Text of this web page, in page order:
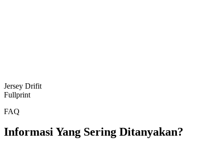
Jersey Drifit
Fullprint
FAQ
Informasi Yang Sering Ditanyakan?